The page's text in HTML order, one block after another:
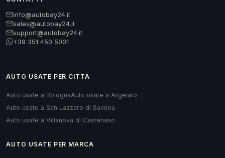
info@autobay24.it
sales@autobay24.it
support@autobay24.it
+39 351 450 5001
AUTO USATE PER CITTÀ
Auto usate a BolognaAuto usate a Argelato
Auto usate a San Lazzaro di Savena
Auto usate a Villanova di Castenaso
AUTO USATE PER MARCA